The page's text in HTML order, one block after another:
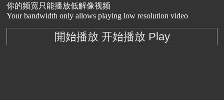
你的频宽只能播放低解像视频
Your bandwidth only allows playing low resolution video
開始播放 开始播放 Play